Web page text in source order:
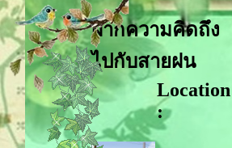
ฝากความคิดถึง
ไปกับสายฝน
Location
: